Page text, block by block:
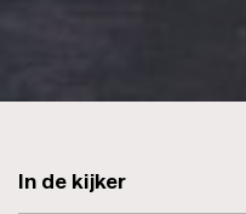
In de kijker